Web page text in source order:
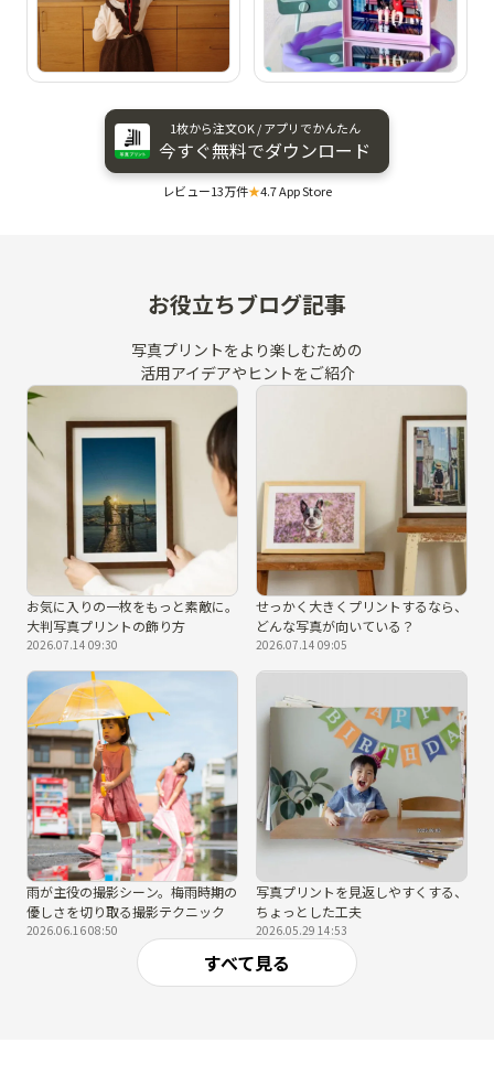
1枚から​注文OK / アプリで​かんたん
今すぐ​無料で​ダウンロード
レビュー13万件★4.7 App Store
お役立ちブログ記事
写真プリントをより楽しむための
活用アイデアやヒントをご紹介
お気に入りの一枚をもっと素敵に。
大判写真プリントの飾り方
2026.07.14 09:30
せっかく大きくプリントするなら、
どんな写真が向いている？
2026.07.14 09:05
雨が主役の撮影シーン。梅雨時期の
優しさを切り取る撮影テクニック
2026.06.16 08:50
写真プリントを見返しやすくする、
ちょっとした工夫
2026.05.29 14:53
すべて見る